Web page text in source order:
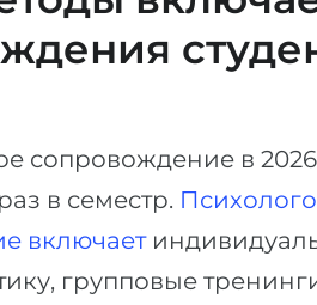
сопровождение в
в семестр.
включает
групповые